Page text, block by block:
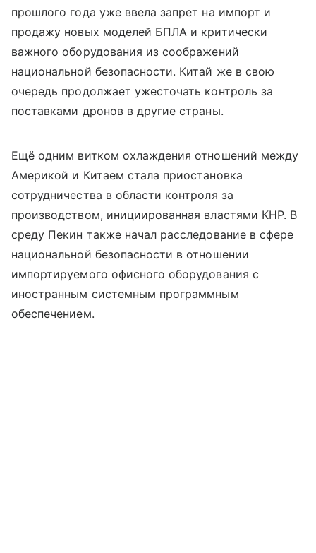
прошлого года уже ввела запрет на импорт и
продажу новых моделей БПЛА и критически
важного оборудования из соображений
национальной безопасности. Китай же в свою
очередь продолжает ужесточать контроль за
поставками дронов в другие страны.
Ещё одним витком охлаждения отношений между
Америкой и Китаем стала приостановка
сотрудничества в области контроля за
производством, инициированная властями КНР. В
среду Пекин также начал расследование в сфере
национальной безопасности в отношении
импортируемого офисного оборудования с
иностранным системным программным
обеспечением.